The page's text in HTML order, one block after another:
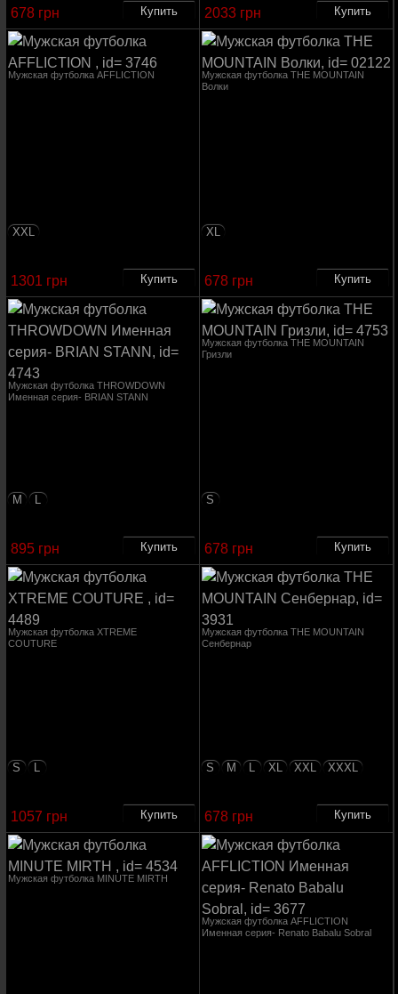
2033 грн
678 грн
Мужская футболка THE MOUNTAIN
Волки
XL
678 грн
Мужская футболка AFFLICTION
XXL
1301 грн
Мужская футболка THE MOUNTAIN
Гризли
S
678 грн
Мужская футболка THROWDOWN
Именная серия- BRIAN STANN
M L
895 грн
Мужская футболка THE MOUNTAIN
Сенбернар
S M L XL XXL XXXL
678 грн
Мужская футболка XTREME
COUTURE
S L
1057 грн
Мужская футболка AFFLICTION
Именная серия- Renato Babalu Sobral
Мужская футболка MINUTE MIRTH